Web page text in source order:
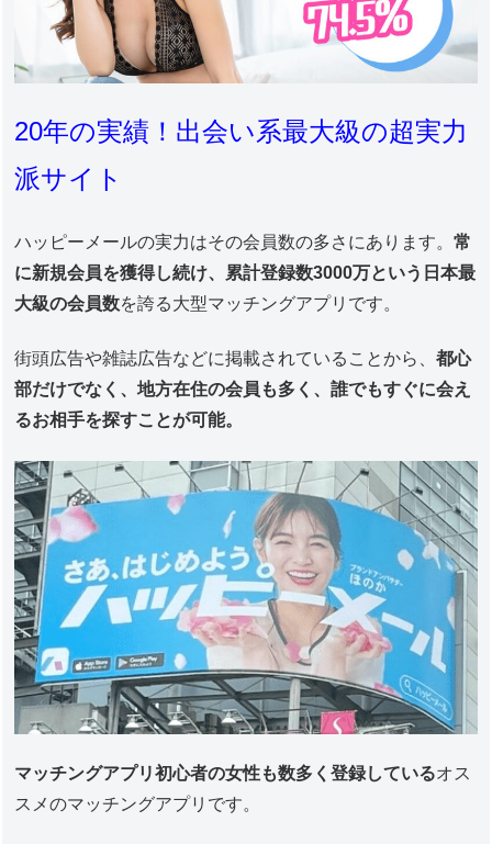
20年の実績！出会い系最大級の超実力
派サイト
ハッピーメールの実力はその会員数の多さにあります。常
に新規会員を獲得し続け、累計登録数3000万という日本最
大級の会員数を誇る大型マッチングアプリです。
街頭広告や雑誌広告などに掲載されていることから、都心
部だけでなく、地方在住の会員も多く、誰でもすぐに会え
るお相手を探すことが可能。
マッチングアプリ初心者の女性も数多く登録しているオス
スメのマッチングアプリです。